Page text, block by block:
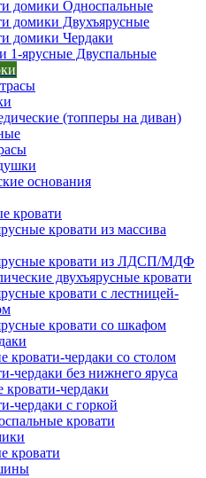
домики Односпальные
домики Двухъярусные
домики Чердаки
1-ярусные Двуспальные
(топперы на диван)
основания
кровати
кровати из массива
кровати из ЛДСП/МДФ
двухъярусные кровати
кровати с лестницей-
кровати со шкафом
кровати-чердаки со столом
чердаки без нижнего яруса
кровати-чердаки
чердаки с горкой
кровати
кровати